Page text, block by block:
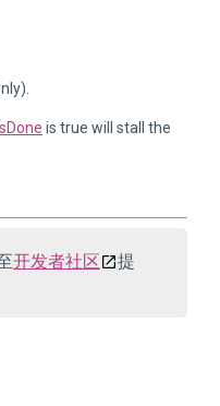
is true will stall the
开发者社区
提